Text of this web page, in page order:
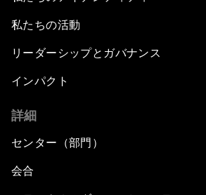
私たちの活動
リーダーシップとガバナンス
インパクト
詳細
センター（部門）
会合